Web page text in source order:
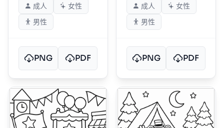
成人
女性
男性
PNG PDF
成人
女性
男性
PNG PDF